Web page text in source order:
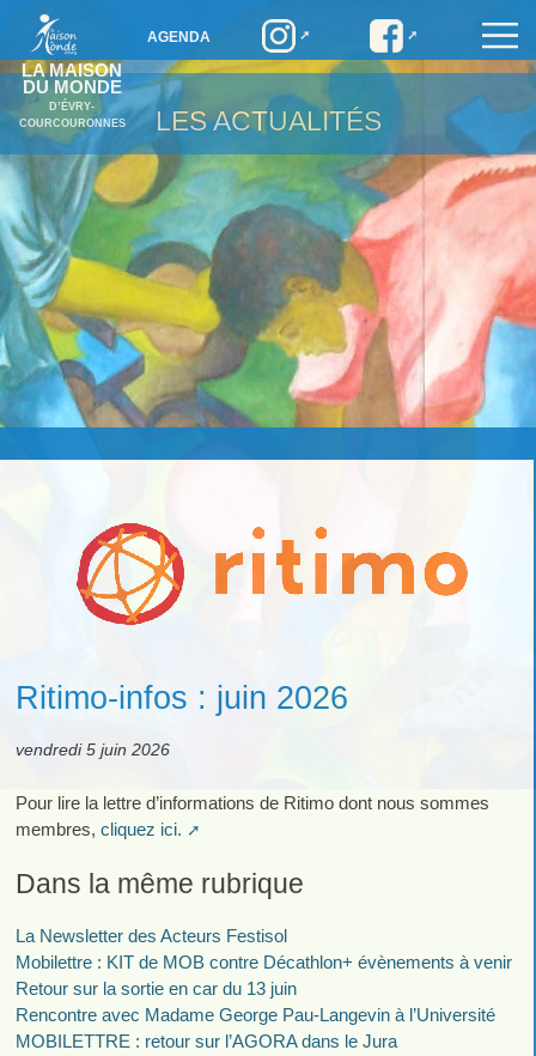
LA MAISON
DU MONDE
D’ÉVRY-
COURCOURONNES
AGENDA
LES ACTUALITÉS
Ritimo-infos : juin 2026
vendredi 5 juin 2026
Pour lire la lettre d’informations de Ritimo dont nous sommes
membres, cliquez ici.
Dans la même rubrique
La Newsletter des Acteurs Festisol
Mobilettre : KIT de MOB contre Décathlon+ évènements à venir
Retour sur la sortie en car du 13 juin
Rencontre avec Madame George Pau-Langevin à l’Université
MOBILETTRE : retour sur l’AGORA dans le Jura